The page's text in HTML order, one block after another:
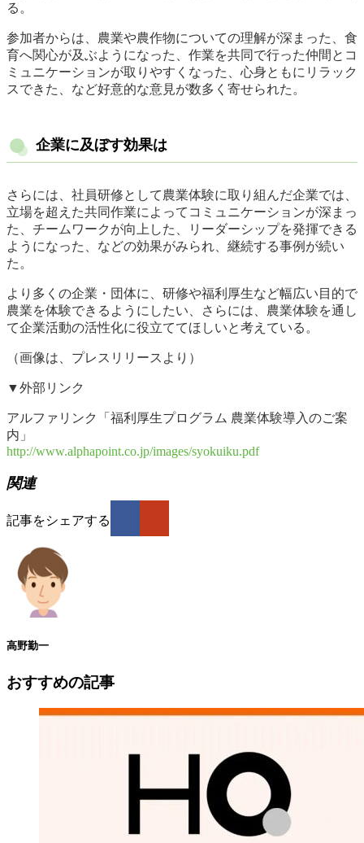
る。
参加者からは、農業や農作物についての理解が深まった、食
育へ関心が及ぶようになった、作業を共同で行った仲間とコ
ミュニケーションが取りやすくなった、心身ともにリラック
スできた、など好意的な意見が数多く寄せられた。
企業に及ぼす効果は
さらには、社員研修として農業体験に取り組んだ企業では、
立場を超えた共同作業によってコミュニケーションが深まっ
た、チームワークが向上した、リーダーシップを発揮できる
ようになった、などの効果がみられ、継続する事例が続い
た。
より多くの企業・団体に、研修や福利厚生など幅広い目的で
農業を体験できるようにしたい、さらには、農業体験を通し
て企業活動の活性化に役立ててほしいと考えている。
（画像は、プレスリリースより）
▼外部リンク
アルファリンク「福利厚生プログラム 農業体験導入のご案
内」
http://www.alphapoint.co.jp/images/syokuiku.pdf
関連
記事をシェアする
高野勤一
おすすめの記事